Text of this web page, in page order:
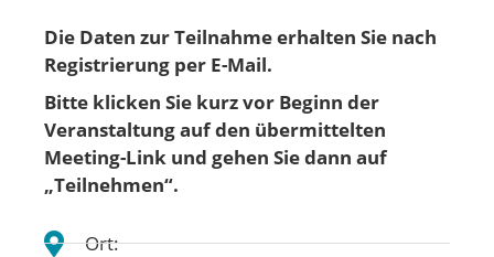
Die Daten zur Teilnahme erhalten Sie nach
Registrierung per E-Mail.
Bitte klicken Sie kurz vor Beginn der
Veranstaltung auf den übermittelten
Meeting-Link und gehen Sie dann auf
„Teilnehmen“.
Ort: